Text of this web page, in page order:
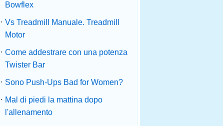
Bowflex
· Vs Treadmill Manuale. Treadmill
Motor
· Come addestrare con una potenza
Twister Bar
· Sono Push-Ups Bad for Women?
· Mal di piedi la mattina dopo
l'allenamento